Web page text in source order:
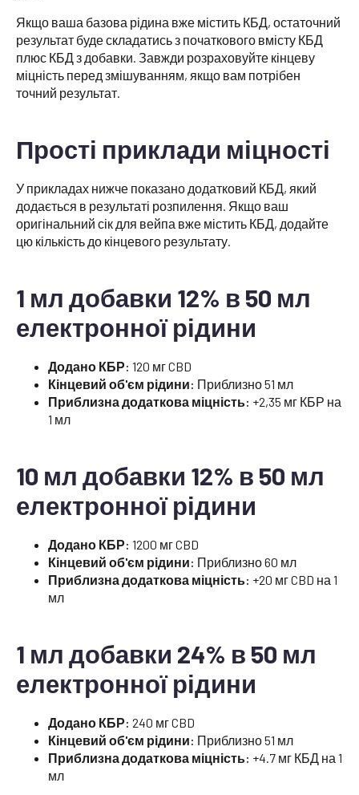
Якщо ваша базова рідина вже містить КБД, остаточний
результат буде складатись з початкового вмісту КБД
плюс КБД з добавки. Завжди розраховуйте кінцеву
міцність перед змішуванням, якщо вам потрібен
точний результат.
Прості приклади міцності
У прикладах нижче показано додатковий КБД, який
додається в результаті розпилення. Якщо ваш
оригінальний сік для вейпа вже містить КБД, додайте
цю кількість до кінцевого результату.
1 мл добавки 12% в 50 мл
електронної рідини
Додано КБР: 120 мг CBD
Кінцевий об'єм рідини: Приблизно 51 мл
Приблизна додаткова міцність: +2,35 мг КБР на
1 мл
10 мл добавки 12% в 50 мл
електронної рідини
Додано КБР: 1200 мг CBD
Кінцевий об'єм рідини: Приблизно 60 мл
Приблизна додаткова міцність: +20 мг CBD на 1
мл
1 мл добавки 24% в 50 мл
електронної рідини
Додано КБР: 240 мг CBD
Кінцевий об'єм рідини: Приблизно 51 мл
Приблизна додаткова міцність: +4.7 мг КБД на 1
мл